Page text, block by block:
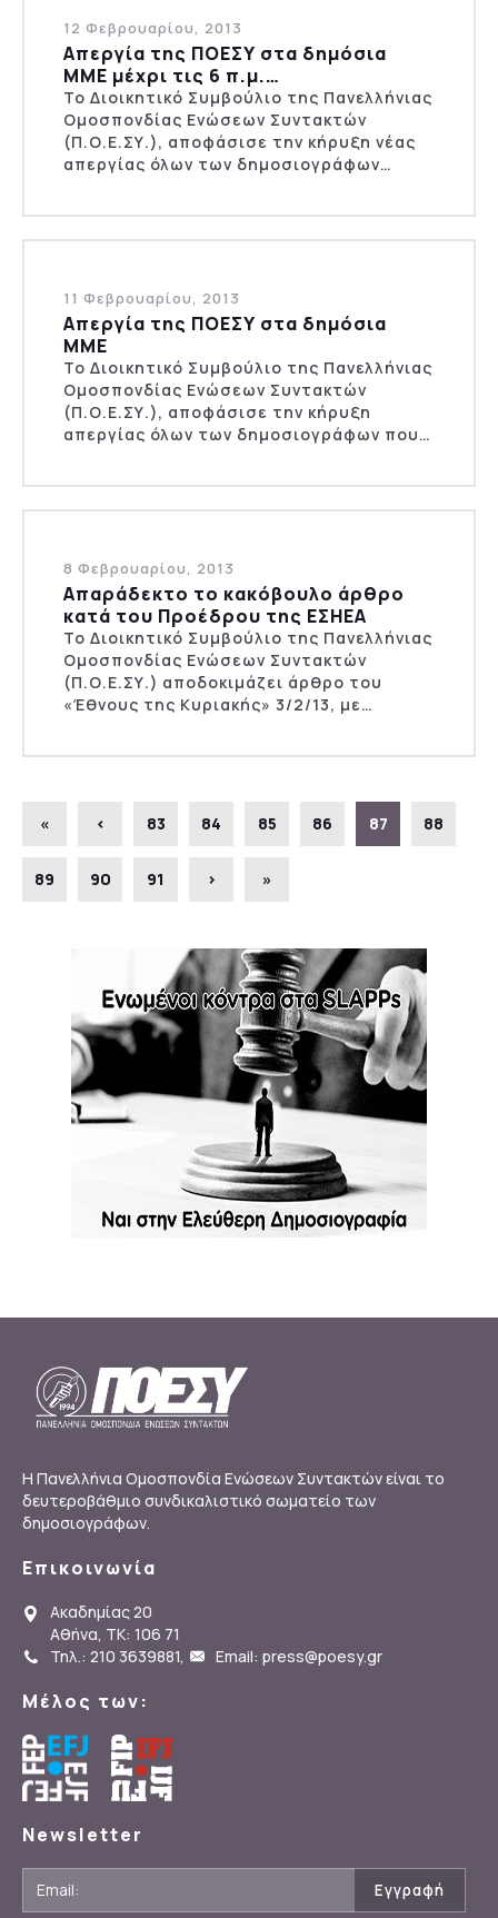
12 Φεβρουαρίου, 2013
Απεργία της ΠΟΕΣΥ στα δημόσια
ΜΜΕ μέχρι τις 6 π.μ.…
Το Διοικητικό Συμβούλιο της Πανελλήνιας
Ομοσπονδίας Ενώσεων Συντακτών
(Π.Ο.Ε.ΣΥ.), αποφάσισε την κήρυξη νέας
απεργίας όλων των δημοσιογράφων…
11 Φεβρουαρίου, 2013
Απεργία της ΠΟΕΣΥ στα δημόσια
ΜΜΕ
Το Διοικητικό Συμβούλιο της Πανελλήνιας
Ομοσπονδίας Ενώσεων Συντακτών
(Π.Ο.Ε.ΣΥ.), αποφάσισε την κήρυξη
απεργίας όλων των δημοσιογράφων που…
8 Φεβρουαρίου, 2013
Απαράδεκτο το κακόβουλο άρθρο
κατά του Προέδρου της ΕΣΗΕΑ
Το Διοικητικό Συμβούλιο της Πανελλήνιας
Ομοσπονδίας Ενώσεων Συντακτών
(Π.Ο.Ε.ΣΥ.) αποδοκιμάζει άρθρο του
«Έθνους της Κυριακής» 3/2/13, με…
« ‹ 83 84 85 86 87 88
89 90 91 › »
Η Πανελλήνια Ομοσπονδία Ενώσεων Συντακτών είναι το
δευτεροβάθμιο συνδικαλιστικό σωματείο των
δημοσιογράφων.
Επικοινωνία
Ακαδημίας 20
Αθήνα, ΤΚ: 106 71
Τηλ.: 210 3639881, Email: press@poesy.gr
Μέλος των:
Newsletter